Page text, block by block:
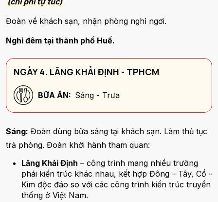
Đoàn về khách sạn, nhận phòng nghỉ ngơi.
Nghỉ đêm tại thành phố Huế.
NGÀY 4. LĂNG KHẢI ĐỊNH - TPHCM
BỮA ĂN: Sáng - Trưa
Sáng: Đoàn dùng bữa sáng tại khách sạn. Làm thủ tục
trả phòng. Đoàn khởi hành tham quan:
Lăng Khải Định – công trình mang nhiều trường
phái kiến trúc khác nhau, kết hợp Đông – Tây, Cổ -
Kim độc đáo so với các công trình kiến trúc truyền
thống ở Việt Nam.